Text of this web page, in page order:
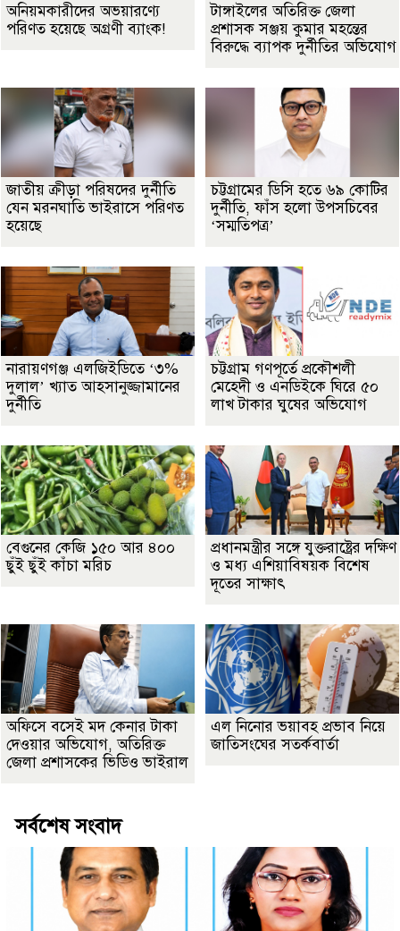
অনিয়মকারীদের অভয়ারণ্যে
পরিণত হয়েছে অগ্রণী ব্যাংক!
টাঙ্গাইলের অতিরিক্ত জেলা
প্রশাসক সঞ্জয় কুমার মহন্তের
বিরুদ্ধে ব্যাপক দুর্নীতির অভিযোগ
জাতীয় ক্রীড়া পরিষদের দুর্নীতি
যেন মরনঘাতি ভাইরাসে পরিণত
হয়েছে
চট্টগ্রামের ডিসি হতে ৬৯ কোটির
দুর্নীতি, ফাঁস হলো উপসচিবের
‘সম্মতিপত্র’
নারায়ণগঞ্জ এলজিইডিতে ‘৩%
দুলাল’ খ্যাত আহসানুজ্জামানের
দুর্নীতি
চট্টগ্রাম গণপূর্তে প্রকৌশলী
মেহেদী ও এনডিইকে ঘিরে ৫০
লাখ টাকার ঘুষের অভিযোগ
বেগুনের কেজি ১৫০ আর ৪০০
ছুঁই ছুঁই কাঁচা মরিচ
প্রধানমন্ত্রীর সঙ্গে যুক্তরাষ্ট্রের দক্ষিণ
ও মধ্য এশিয়াবিষয়ক বিশেষ
দূতের সাক্ষাৎ
অফিসে বসেই মদ কেনার টাকা
দেওয়ার অভিযোগ, অতিরিক্ত
জেলা প্রশাসকের ভিডিও ভাইরাল
এল নিনোর ভয়াবহ প্রভাব নিয়ে
জাতিসংঘের সতর্কবার্তা
সর্বশেষ সংবাদ